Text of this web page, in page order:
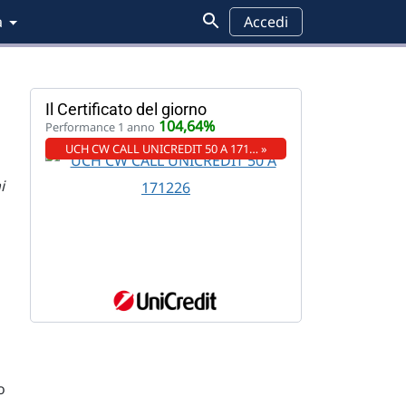
Accedi
Il Certificato del giorno
Performance 1 anno 104,64%
UCH CW CALL UNICREDIT 50 A 171… »